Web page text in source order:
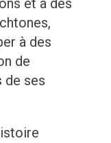
et à des
à des
de
de ses